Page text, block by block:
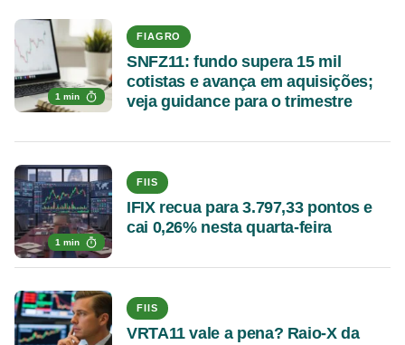
1 min
FIAGRO
SNFZ11: fundo supera 15 mil
cotistas e avança em aquisições;
veja guidance para o trimestre
1 min
FIIS
IFIX recua para 3.797,33 pontos e
cai 0,26% nesta quarta-feira
FIIS
VRTA11 vale a pena? Raio-X da